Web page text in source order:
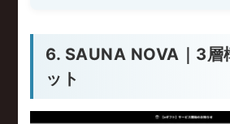
6. SAUNA NOVA｜3層
ット